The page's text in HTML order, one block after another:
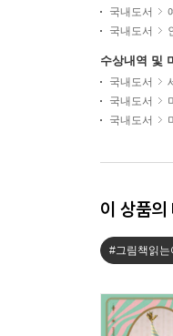
국내도서
국내도서
수상내역 및
국내도서
국내도서
국내도서
이 상품의
#그림책읽는